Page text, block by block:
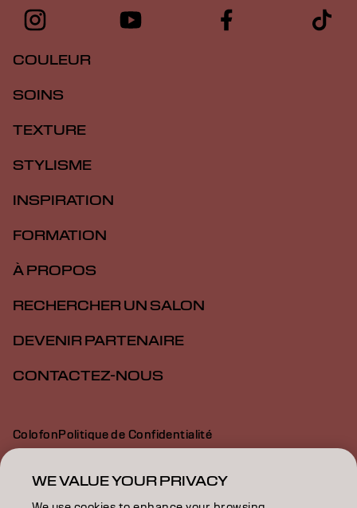
COULEUR
SOINS
TEXTURE
STYLISME
INSPIRATION
FORMATION
À PROPOS
RECHERCHER UN SALON
DEVENIR PARTENAIRE
CONTACTEZ-NOUS
ColofonPolitique de Confidentialité
Politique en Matière de Cookies
Déclaration d’Accessibilité
WE VALUE YOUR PRIVACY